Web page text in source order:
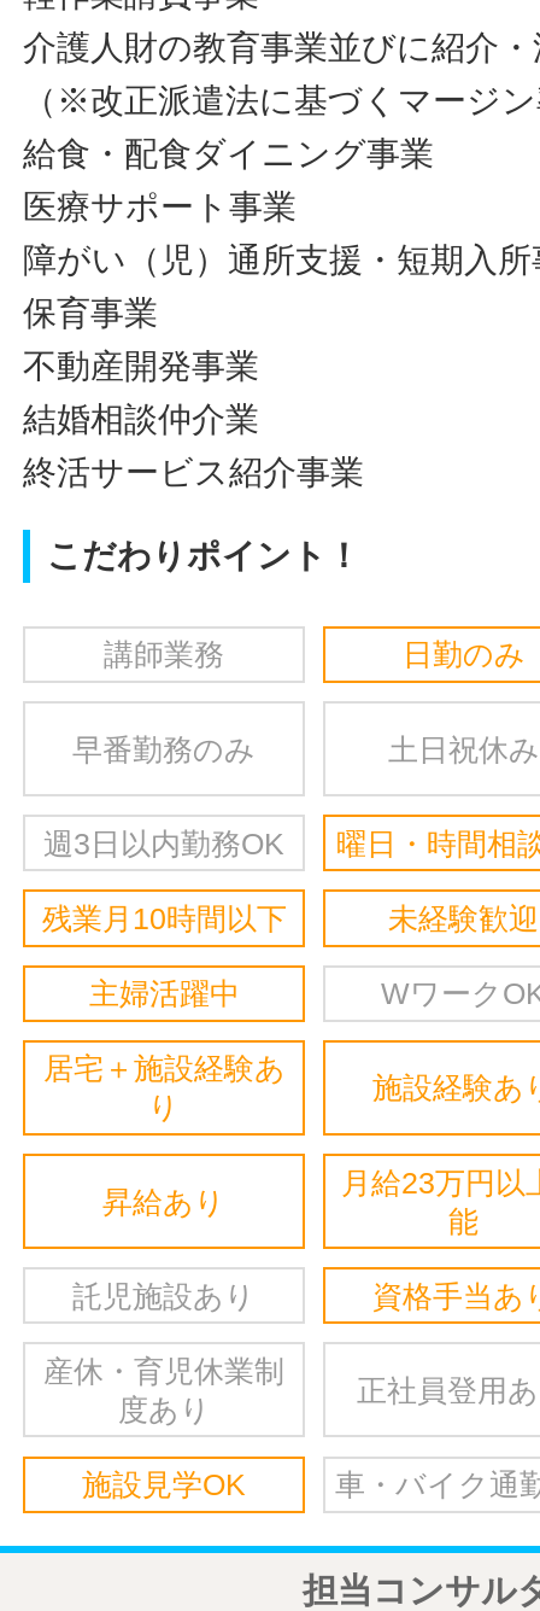
介護人財の教育事業並びに紹介
（※改正派遣法に基づくマージ
給食・配食ダイニング事業
医療サポート事業
障がい（児）通所支援・短期入所
保育事業
不動産開発事業
結婚相談仲介業
終活サービス紹介事業
こだわりポイント！
講師業務 日勤のみ
早番勤務のみ 土日祝休み
週3日以内勤務OK 曜日・時間相
残業月10時間以下 未経験歓迎
主婦活躍中 Wワーク
居宅＋施設経験あ
り
施設経験あ
昇給あり
月給23万円以
能
託児施設あり 資格手当あ
産休・育児休業制
度あり
正社員登用
施設見学OK 車・バイク通
担当コンサル